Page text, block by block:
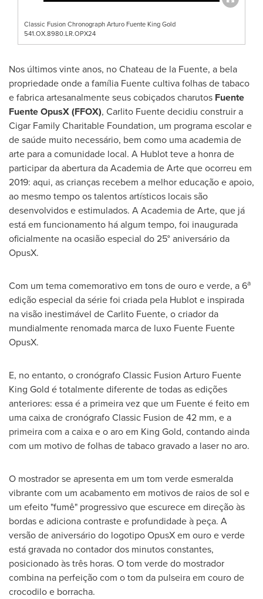
Classic Fusion Chronograph Arturo Fuente King Gold
541.OX.8980.LR.OPX24
Nos últimos vinte anos, no Chateau de la Fuente, a bela
propriedade onde a família Fuente cultiva folhas de tabaco
e fabrica artesanalmente seus cobiçados charutos Fuente
Fuente OpusX (FFOX), Carlito Fuentedecidiu construir a
Cigar Family Charitable Foundation, um programa escolar e
de saúde muito necessário, bem como uma academia de
arte para a comunidade local. A Hublot teve a honra de
participar da abertura da Academia de Arte que ocorreu em
2019: aqui, as crianças recebem a melhor educação e apoio,
ao mesmo tempo os talentos artísticos locais são
desenvolvidos e estimulados. A Academia de Arte, que já
está em funcionamento há algum tempo, foi inaugurada
oficialmente na ocasião especial do 25°aniversário da
OpusX.
Com um tema comemorativo em tons de ouro e verde, a 6a
edição especial da série foi criada pela Hublot e inspirada
na visão inestimável deCarlito Fuente, o criador da
mundialmente renomada marca de luxo Fuente Fuente
OpusX.
E, no entanto, o cronógrafo Classic Fusion Arturo Fuente
King Gold é totalmente diferente de todas as edições
anteriores: essa é a primeira vez que um Fuente é feito em
uma caixa de cronógrafo Classic Fusion de 42 mm, e a
primeira com a caixa e o aro em King Gold, contando ainda
com um motivo de folhas de tabaco gravado a laser no aro.
O mostrador se apresenta em um tom verde esmeralda
vibrante com um acabamento em motivos de raios de sol e
um efeito "fumê" progressivo que escurece em direção às
bordas e adiciona contraste e profundidade à peça. A
versão de aniversário do logotipo OpusX em ouro e verde
está gravada no contador dos minutos constantes,
posicionado às três horas. O tom verde do mostrador
combina na perfeição com o tom da pulseira em couro de
crocodilo e borracha.